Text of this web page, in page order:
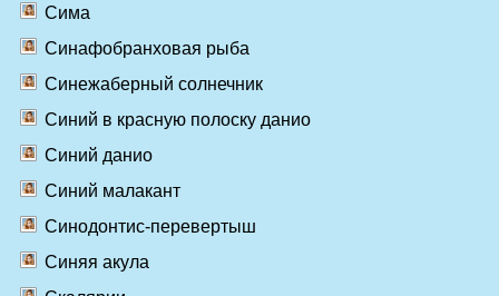
Сима
Синафобранховая рыба
Синежаберный солнечник
Синий в красную полоску данио
Синий данио
Синий малакант
Синодонтис-перевертыш
Синяя акула